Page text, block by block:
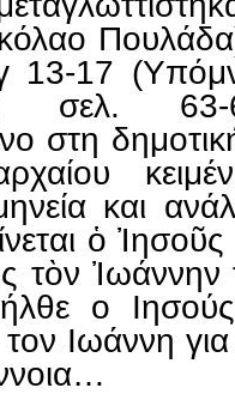
17
σελ.
στη
και
ὁ
τὸν Ἰωάννην
ο
Ιωάννη